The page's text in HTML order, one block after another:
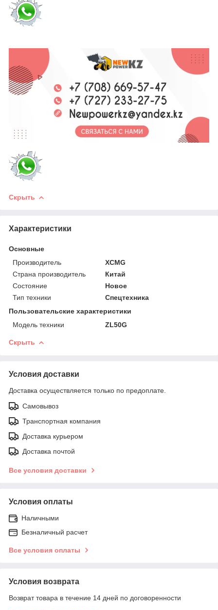
Скрыть
Характеристики
Основные
Производитель
XCMG
Страна производитель
Китай
Состояние
Новое
Тип техники
Спецтехника
Пользовательские характеристики
Модель техники
ZL50G
Скрыть
Условия доставки
Доставка осуществляется только по предоплате.
Самовывоз
Транспортная компания
Доставка курьером
Доставка почтой
Все условия доставки
Условия оплаты
Наличными
Безналичный расчет
Все условия оплаты
Условия возврата
Возврат товара в течение 14 дней по договоренности